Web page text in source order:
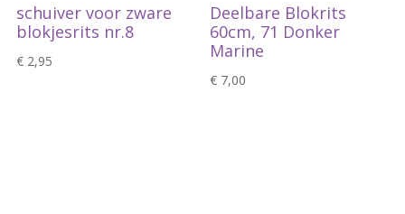
schuiver voor zware
blokjesrits nr.8
€2,95
Deelbare Blokrits
60cm, 71 Donker
Marine
€ 7,00